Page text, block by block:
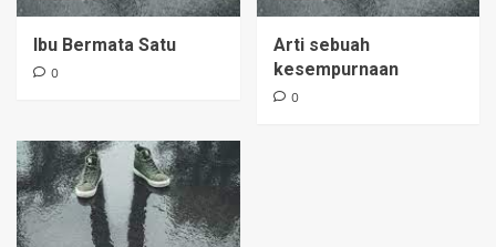
Ibu Bermata Satu
0
Arti sebuah
kesempurnaan
0